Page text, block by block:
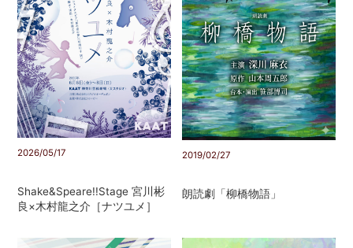
2026/05/17
Shake&Speare!!Stage 宮川彬
良×木村龍之介［ナツユメ］
2019/02/27
朗読劇「柳橋物語」